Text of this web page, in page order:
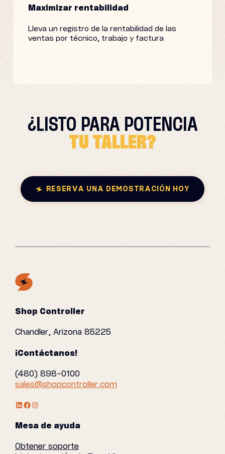
Maximizar rentabilidad
Lleva un registro de la rentabilidad de las
ventas por técnico, trabajo y factura
¿LISTO PARA POTENCIA
TU TALLER?
RESERVA UNA DEMOSTRACIÓN HOY
Shop Controller
Chandler, Arizona 85225
¡Contáctanos!
(480) 898-0100
sales@shopcontroller.com
Perfil de LinkedIn
Facebook
Instagram
Mesa de ayuda
Obtener soporte